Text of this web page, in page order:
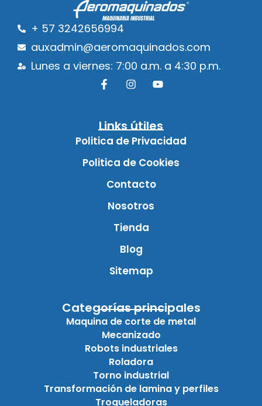
+ 57 3242656994
auxadmin@aeromaquinados.com
Lunes a viernes: 7:00 a.m. a 4:30 p.m.
Links útiles
Politica de Privacidad
Politica de Cookies
Contacto
Nosotros
Tienda
Blog
Sitemap
Categorías principales
Maquina de corte de metal
Mecanizado
Robots industriales
Roladora
Torno industrial
Transformación de lamina y perfiles
Troqueladoras